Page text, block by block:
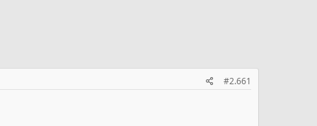
#2.661